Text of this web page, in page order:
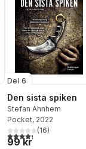
Del 6
Den sista spiken
Stefan Ahnhem
Pocket, 2022
4,3utav 5 stjärnor.
(16)
99 kr